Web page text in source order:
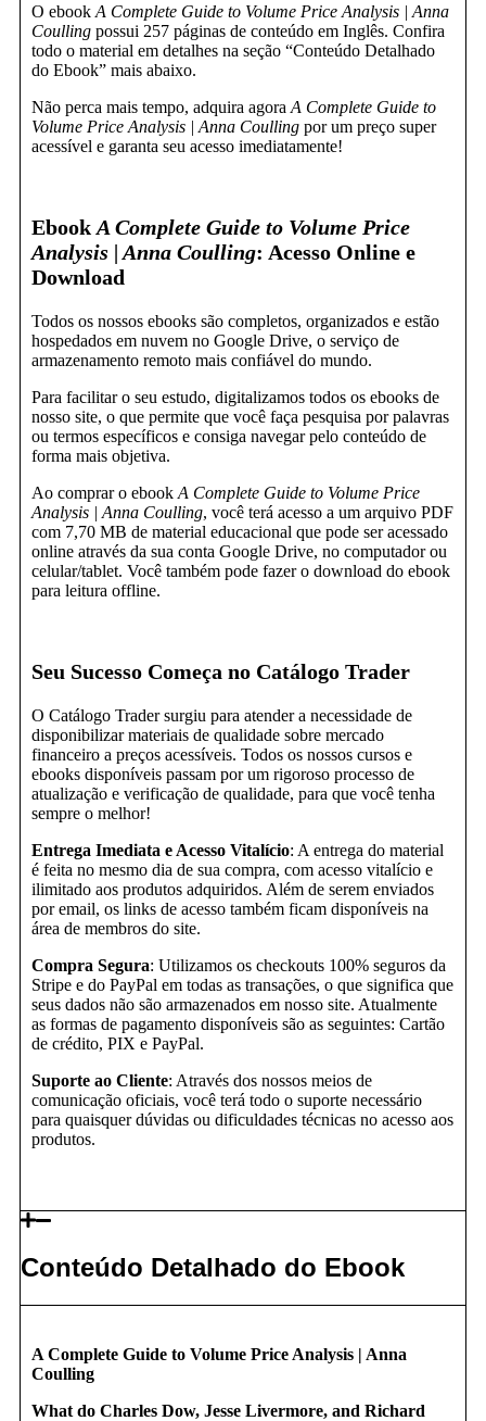
O ebook A Complete Guide to Volume Price Analysis | Anna
Coulling possui 257 páginas de conteúdo em Inglês. Confira
todo o material em detalhes na seção “Conteúdo Detalhado
do Ebook” mais abaixo.
Não perca mais tempo, adquira agora A Complete Guide to
Volume Price Analysis | Anna Coulling por um preço super
acessível e garanta seu acesso imediatamente!
Ebook A Complete Guide to Volume Price
Analysis | Anna Coulling: Acesso Online e
Download
Todos os nossos ebooks são completos, organizados e estão
hospedados em nuvem no Google Drive, o serviço de
armazenamento remoto mais confiável do mundo.
Para facilitar o seu estudo, digitalizamos todos os ebooks de
nosso site, o que permite que você faça pesquisa por palavras
ou termos específicos e consiga navegar pelo conteúdo de
forma mais objetiva.
Ao comprar o ebook A Complete Guide to Volume Price
Analysis | Anna Coulling, você terá acesso a um arquivo PDF
com 7,70 MB de material educacional que pode ser acessado
online através da sua conta Google Drive, no computador ou
celular/tablet. Você também pode fazer o download do ebook
para leitura offline.
Seu Sucesso Começa no Catálogo Trader
O Catálogo Trader surgiu para atender a necessidade de
disponibilizar materiais de qualidade sobre mercado
financeiro a preços acessíveis. Todos os nossos cursos e
ebooks disponíveis passam por um rigoroso processo de
atualização e verificação de qualidade, para que você tenha
sempre o melhor!
Entrega Imediata e Acesso Vitalício: A entrega do material
é feita no mesmo dia de sua compra, com acesso vitalício e
ilimitado aos produtos adquiridos. Além de serem enviados
por email, os links de acesso também ficam disponíveis na
área de membros do site.
Compra Segura: Utilizamos os checkouts 100% seguros da
Stripe e do PayPal em todas as transações, o que significa que
seus dados não são armazenados em nosso site. Atualmente
as formas de pagamento disponíveis são as seguintes: Cartão
de crédito, PIX e PayPal.
Suporte ao Cliente: Através dos nossos meios de
comunicação oficiais, você terá todo o suporte necessário
para quaisquer dúvidas ou dificuldades técnicas no acesso aos
produtos.
Conteúdo Detalhado do Ebook
A Complete Guide to Volume Price Analysis | Anna
Coulling
What do Charles Dow, Jesse Livermore, and Richard